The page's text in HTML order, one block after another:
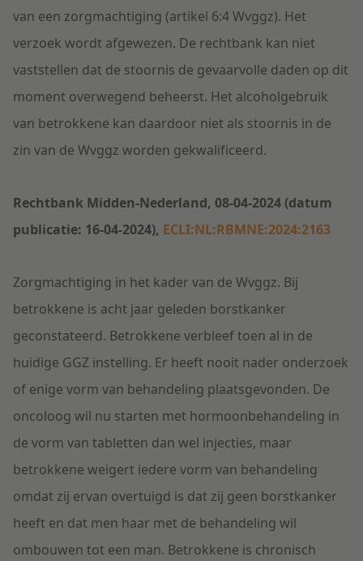
van een zorgmachtiging (artikel 6:4 Wvggz). Het
verzoek wordt afgewezen. De rechtbank kan niet
vaststellen dat de stoornis de gevaarvolle daden op dit
moment overwegend beheerst. Het alcoholgebruik
van betrokkene kan daardoor niet als stoornis in de
zin van de Wvggz worden gekwalificeerd.
Rechtbank Midden-Nederland, 08-04-2024 (datum
publicatie: 16-04-2024), ECLI:NL:RBMNE:2024:2163
Zorgmachtiging in het kader van de Wvggz. Bij
betrokkene is acht jaar geleden borstkanker
geconstateerd. Betrokkene verbleef toen al in de
huidige GGZ instelling. Er heeft nooit nader onderzoek
of enige vorm van behandeling plaatsgevonden. De
oncoloog wil nu starten met hormoonbehandeling in
de vorm van tabletten dan wel injecties, maar
betrokkene weigert iedere vorm van behandeling
omdat zij ervan overtuigd is dat zij geen borstkanker
heeft en dat men haar met de behandeling wil
ombouwen tot een man. Betrokkene is chronisch